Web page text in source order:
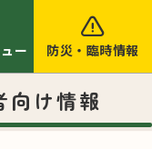
ー 防災 ・ 臨時情報
向け情報